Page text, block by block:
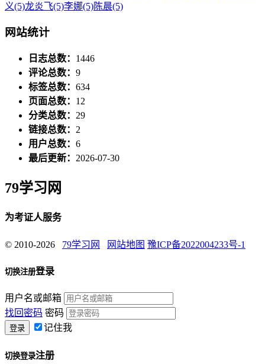
义(5)龙炎飞(5)李娜(5)陈晨(5)
网站统计
日志总数： 1446
评论总数： 9
标签总数： 634
页面总数： 12
分类总数： 29
链接总数： 2
用户总数： 6
最后更新： 2026-07-30
79学习网
为考证人服务
© 2010-2026 79学习网 网站地图 豫ICP备2022004233号-1
切换注册登录
用户名或邮箱
找回密码 密码
记住我
切换登录注册